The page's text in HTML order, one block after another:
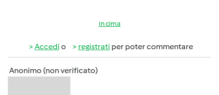
In cima
Accedi o registrati per poter commentare
Anonimo (non verificato)